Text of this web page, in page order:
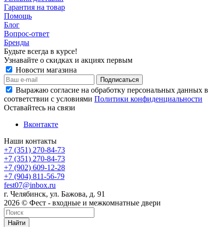
Гарантия на товар
Помощь
Блог
Вопрос-ответ
Бренды
Будьте всегда в курсе!
Узнавайте о скидках и акциях первым
Новости магазина
Выражаю согласие на обработку персональных данных в
соответствии с условиями Политики конфиденциальности
Оставайтесь на связи
Вконтакте
Наши контакты
+7 (351) 270-84-73
+7 (351) 270-84-73
+7 (902) 609-12-28
+7 (904) 811-56-79
fest07@inbox.ru
г. Челябинск, ул. Бажова, д. 91
2026 © Фест - входные и межкомнатные двери
Найти